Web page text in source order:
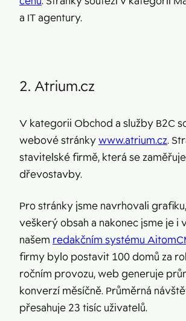
a IT agentury.
2. Atrium.cz
V kategorii Obchod a služby B2C
webové stránkywww.atrium.cz.
stavitelské firmě, která se
dřevostavby.
Pro stránky jsme navrhovali
veškerý obsah a nakonec jsme je i
našem redakčním systému
firmy bylo postavit 100 domů za
ročním provozu, web generuje
konverzí měsíčně. Průměrná
přesahuje 23 tisíc uživatelů.